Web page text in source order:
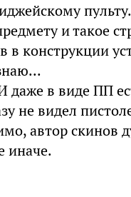
и такое
конструкции
даже в виде ПП
не видел
автор скинов
иначе.